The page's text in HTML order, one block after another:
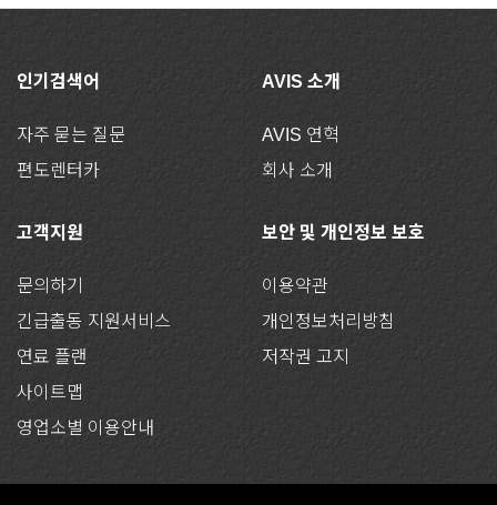
인기검색어
자주 묻는 질문
편도렌터카
AVIS 소개
AVIS 연혁
회사 소개
고객지원
문의하기
긴급출동 지원서비스
연료 플랜
사이트맵
영업소별 이용안내
보안 및 개인정보 보호
이용약관
개인정보처리방침
저작권 고지